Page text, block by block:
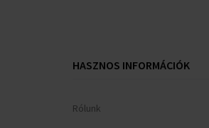
HASZNOS INFORMÁCIÓK
Rólunk